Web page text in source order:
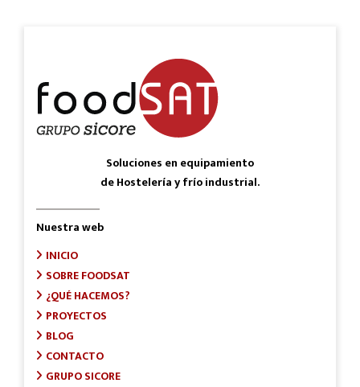
Soluciones en equipamiento
de Hostelería y frío industrial.
Nuestra web
INICIO
SOBRE FOODSAT
¿QUÉ HACEMOS?
PROYECTOS
BLOG
CONTACTO
GRUPO SICORE